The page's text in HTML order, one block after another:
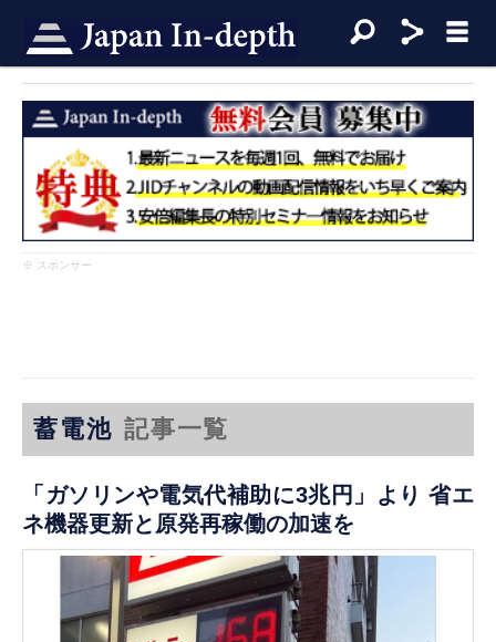
※ スポンサー
蓄電池 記事一覧
「ガソリンや電気代補助に3兆円」より 省エ
ネ機器更新と原発再稼働の加速を